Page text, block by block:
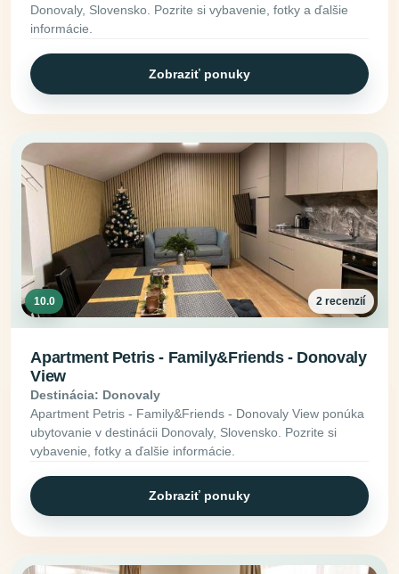
Donovaly, Slovensko. Pozrite si vybavenie, fotky a ďalšie
informácie.
Zobraziť ponuky
10.0 2 recenzií
Apartment Petris - Family&Friends - Donovaly
View
Destinácia: Donovaly
Apartment Petris - Family&Friends - Donovaly View ponúka
ubytovanie v destinácii Donovaly, Slovensko. Pozrite si
vybavenie, fotky a ďalšie informácie.
Zobraziť ponuky